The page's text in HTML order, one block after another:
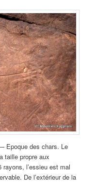
Epoque des chars. Le
taille propre aux
l’essieu est mal
De l’extérieur de la